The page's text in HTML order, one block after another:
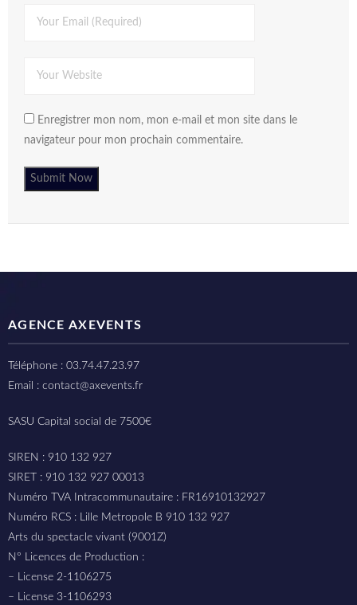
Enregistrer mon nom, mon e-mail et mon site dans le
navigateur pour mon prochain commentaire.
AGENCE AXEVENTS
Téléphone : 03.74.47.23.97
Email : contact@axevents.fr
SASU Capital social de 7500€
SIREN : 910 132 927
SIRET : 910 132 927 00013
Numéro TVA Intracommunautaire : FR16910132927
Numéro RCS : Lille Metropole B 910 132 927
Arts du spectacle vivant (9001Z)
N° Licences de Production :
– License 2-1106275
– License 3-1106293